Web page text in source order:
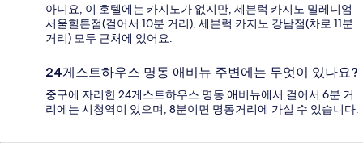
아니요, 이 호텔에는 카지노가 없지만, 세븐럭 카지노 밀레니엄
서울힐튼점(걸어서 10분 거리), 세븐럭 카지노 강남점(차로 11분
거리) 모두 근처에 있어요.
24게스트하우스 명동 애비뉴 주변에는 무엇이 있나요?
중구에 자리한 24게스트하우스 명동 애비뉴에서 걸어서 6분 거
리에는 시청역이 있으며, 8분이면 명동거리에 가실 수 있습니다.